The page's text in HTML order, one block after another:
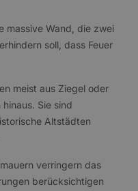
massive Wand, die zwei
soll, dass Feuer
meist aus Ziegel oder
Sie sind
Altstädten
verringern das
berücksichtigen